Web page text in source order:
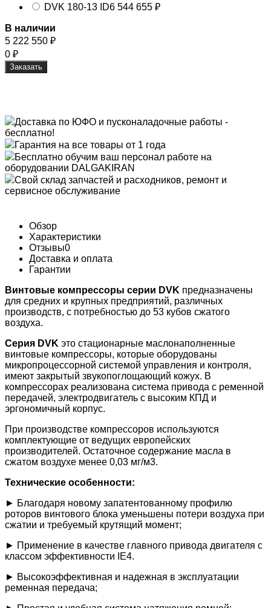
DVK 180-13 ID6 544 655 ₽
В наличии
5 222 550 ₽
0 ₽
Заказать
Доставка по ЮФО и пусконаладочные работы -
бесплатно!
Гарантия на все товары от 1 года
Бесплатно обучим ваш персонал работе на
оборудовании DALGAKIRAN
Свой склад запчастей и расходников, ремонт и
сервисное обслуживание
Обзор
Характеристики
Отзывы0
Доставка и оплата
Гарантии
Винтовые компрессоры серии DVK предназначены
для средних и крупных предприятий, различных
производств, с потребностью до 53 кубов сжатого
воздуха.
Серия DVK это стационарные маслонаполненные
винтовые компрессоры, которые оборудованы
микропроцессорной системой управления и контроля,
имеют закрытый звукопоглощающий кожух. В
компрессорах реализована система привода с ременной
передачей, электродвигатель с высоким КПД и
эргономичный корпус.
При производстве компрессоров используются
комплектующие от ведущих европейских
производителей. Остаточное содержание масла в
сжатом воздухе менее 0,03 мг/м3.
Технические особенности:
► Благодаря новому запатентованному профилю
роторов винтового блока уменьшены потери воздуха при
сжатии и требуемый крутящий момент;
► Применение в качестве главного привода двигателя с
классом эффективности IE4.
► Высокоэффективная и надежная в эксплуатации
ременная передача;